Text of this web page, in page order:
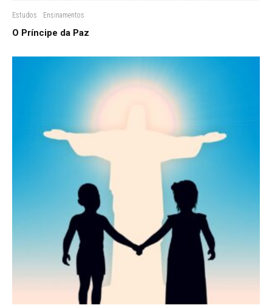
Estudos Ensinamentos
O Príncipe da Paz